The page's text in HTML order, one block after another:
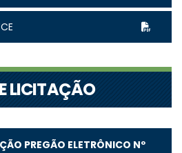
LICITAÇÃO
PREGÃO ELETRÔNICO Nº